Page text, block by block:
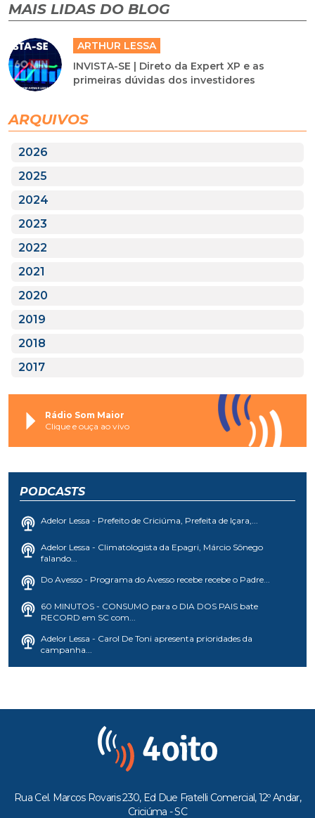
MAIS LIDAS DO BLOG
ARTHUR LESSA
INVISTA-SE | Direto da Expert XP e as
primeiras dúvidas dos investidores
ARQUIVOS
2026
2025
2024
2023
2022
2021
2020
2019
2018
2017
Rádio Som Maior
Clique e ouça ao vivo
PODCASTS
Adelor Lessa - Prefeito de Criciúma, Prefeita de Içara,...
Adelor Lessa - Climatologista da Epagri, Márcio Sônego
falando...
Do Avesso - Programa do Avesso recebe recebe o Padre...
60 MINUTOS - CONSUMO para o DIA DOS PAIS bate
RECORD em SC com...
Adelor Lessa - Carol De Toni apresenta prioridades da
campanha...
Rua Cel. Marcos Rovaris 230, Ed Due Fratelli Comercial, 12º Andar,
Criciúma - SC